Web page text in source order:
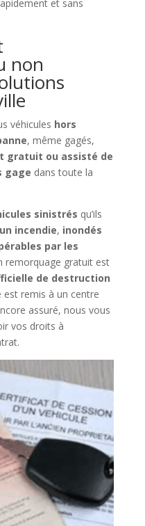
et sans
non
véhicules hors
, même gagés,
gratuit ou assisté de
gage dans toute la
sinistrés qu’ils
incendie, inondés
par les
remorquage gratuit est
de destruction
est remis à un centre
assuré, nous vous
vos droits à